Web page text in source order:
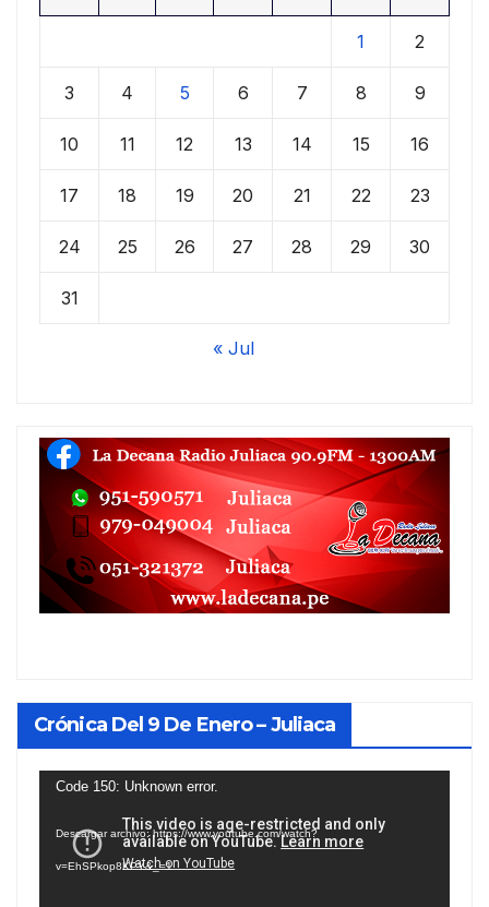
1 2
3 4 5 6 7 8 9
10 11 12 13 14 15 16
17 18 19 20 21 22 23
24 25 26 27 28 29 30
31
« Jul
Crónica Del 9 De Enero – Juliaca
Reproductor
vídeo
Code 150: Unknown error.
Descargar archivo: https://www.youtube.com/watch?
v=EhSPkop8KPY&_=1